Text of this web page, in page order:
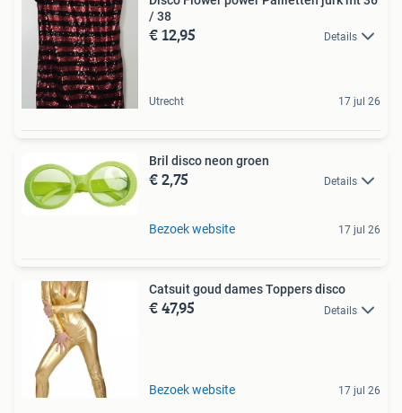
/ 38
€ 12,95 Details
Utrecht 17 jul 26
Bril disco neon groen
€ 2,75 Details
Bezoek website 17 jul 26
Catsuit goud dames Toppers disco
€ 47,95 Details
Bezoek website 17 jul 26